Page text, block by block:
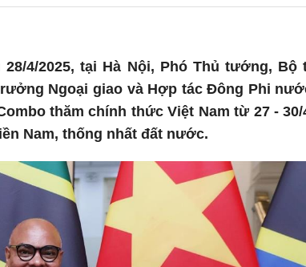
28/4/2025, tại Hà Nội, Phó Thủ tướng,
Ngoại giao và Hợp tác Đông Phi
thăm chính thức Việt Nam từ 27 -
Nam, thống nhất đất nước.